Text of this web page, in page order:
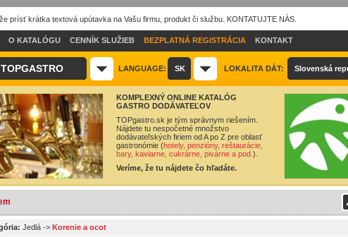
prísť krátka textová upútavka na Vašu firmu, produkt či službu. KONTATUJTE NÁS.
O KATALÓGU CENNÍK SLUŽIEB BEZPLATNÁ REGISTRÁCIA KONTAKT
TOPGASTRO LANGUAGE: SK LOKALITA DÁT: Slovenská
KOMPLEXNÝ ONLINE KATALÓG
GASTRO DODÁVATEĽOV
TOPgastro.sk je tým správnym riešením.
Nájdete tu nespočetné množstvo
dodávateľských firiem od A po Z pre oblasť
gastronómie (hotely, penzióny, reštaurácie,
bary, kaviarne, cukrárne, pivárne a pod. ).
Veríme, že tu nájdete čo hľadáte.
Jedlá -> Korenie a ocot